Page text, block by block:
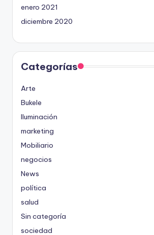
enero 2021
diciembre 2020
Categorías
Arte
Bukele
Iluminación
marketing
Mobiliario
negocios
News
política
salud
Sin categoría
sociedad